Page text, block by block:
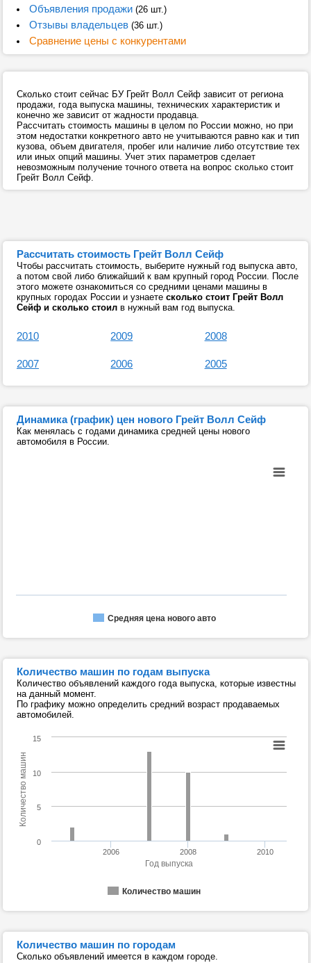
Объявления продажи(26 шт.)
Отзывы владельцев(36 шт.)
Сравнение цены с конкурентами
Сколько стоит сейчас БУ Грейт Волл Сейф зависит от региона
продажи, года выпуска машины, технических характеристик и
конечно же зависит от жадности продавца.
Рассчитать стоимость машины в целом по России можно, но при
этом недостатки конкретного авто не учитываются равно как и тип
кузова, объем двигателя, пробег или наличие либо отсутствие тех
или иных опций машины. Учет этих параметров сделает
невозможным получение точного ответа на вопрос сколько стоит
Грейт Волл Сейф.
Рассчитать стоимость Грейт Волл Сейф
Чтобы рассчитать стоимость, выберите нужный год выпуска авто,
а потом свой либо ближайший к вам крупный город России. После
этого можете ознакомиться со средними ценами машины в
крупных городах России и узнаете сколько стоит Грейт Волл
Сейф и сколько стоил в нужный вам год выпуска.
2010 2009 2008
2007 2006 2005
Динамика (график) цен нового Грейт Волл Сейф
Как менялась с годами динамика средней цены нового
автомобиля в России.
Средняя цена нового авто
Количество машин по годам выпуска
Количество объявлений каждого года выпуска, которые известны
на данный момент.
По графику можно определить средний возраст продаваемых
автомобилей.
Год выпуска
Количество машин
Количество машин
2006 2008 2010
0
5
10
15
Количество машин по городам
Сколько объявлений имеется в каждом городе.